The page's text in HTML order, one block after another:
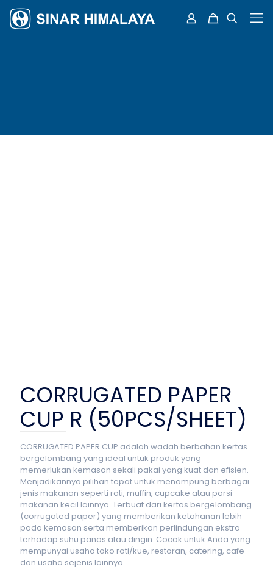
CORRUGATED PAPER
CUP R (50PCS/SHEET)
CORRUGATED PAPER CUP adalah wadah berbahan kertas
bergelombang yang ideal untuk produk yang
memerlukan kemasan sekali pakai yang kuat dan efisien.
Menjadikannya pilihan tepat untuk menampung berbagai
jenis makanan seperti roti, muffin, cupcake atau porsi
makanan kecil lainnya. Terbuat dari kertas bergelombang
(corrugated paper) yang memberikan ketahanan lebih
pada kemasan serta memberikan perlindungan ekstra
terhadap suhu panas atau dingin. Cocok untuk Anda yang
mempunyai usaha toko roti/kue, restoran, catering, cafe
dan usaha sejenis lainnya.